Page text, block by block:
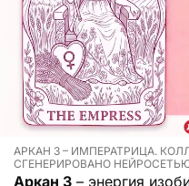
АРКАН 3 – ИМПЕРАТРИЦА.
СГЕНЕРИРОВАНО НЕЙРОСЕТЬЮ
Аркан 3 – энергия